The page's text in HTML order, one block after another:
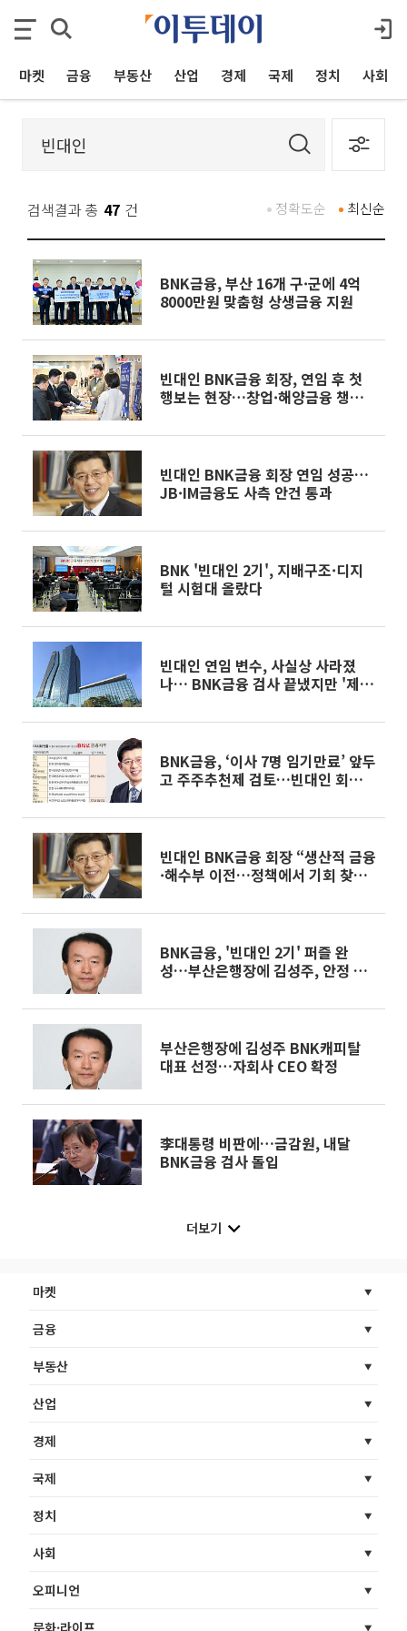
마켓 금융 부동산 산업 경제 국제 정치 사회
검색결과 총 47 건 최신순
정확도순
BNK금융, 부산 16개 구·군에 4억
8000만원 맞춤형 상생금융 지원
빈대인 BNK금융 회장, 연임 후 첫
행보는 현장…창업·해양금융 챙겼
빈대인 BNK금융 회장 연임 성공…
JB·IM금융도 사측 안건 통과
BNK '빈대인 2기', 지배구조·디지
털 시험대 올랐다
빈대인 연임 변수, 사실상 사라졌
나… BNK금융 검사 끝냈지만 '제재
BNK금융, ‘이사 7명 임기만료’ 앞두
고 주주추천제 검토…빈대인 회장
빈대인 BNK금융 회장 “생산적 금융
·해수부 이전…정책에서 기회 찾아
BNK금융, '빈대인 2기' 퍼즐 완
성…부산은행장에 김성주, 안정 속
부산은행장에 김성주 BNK캐피탈
대표 선정…자회사 CEO 확정
李대통령 비판에…금감원, 내달
BNK금융 검사 돌입
더보기
마켓
금융
부동산
산업
경제
국제
정치
사회
오피니언
문화·라이프